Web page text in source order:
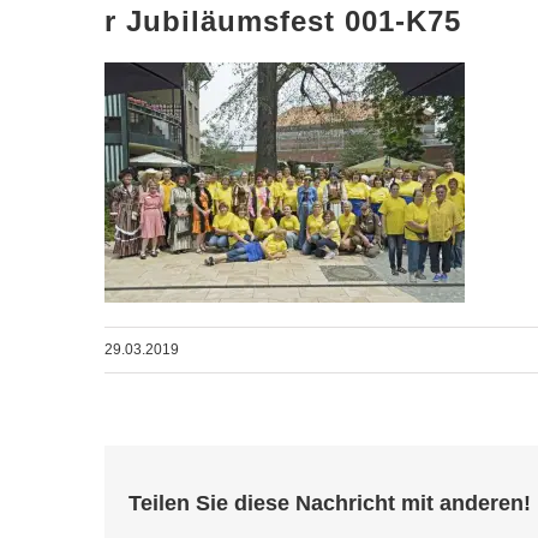
r Jubiläumsfest 001-K75
29.03.2019
Teilen Sie diese Nachricht mit anderen!